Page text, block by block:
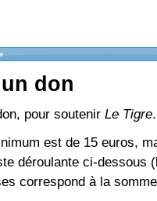
don
pour soutenir Le Tigre.
est de 15 euros,
déroulante ci-dessous
correspond à la